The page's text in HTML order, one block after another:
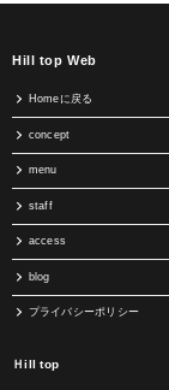
Hill top Web
Homeに戻る
concept
menu
staff
access
blog
プライバシーポリシー
Ｈill top